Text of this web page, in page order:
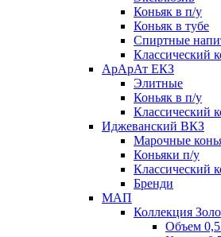
Коньяк в п/у
Коньяк в тубе
Спиртные
Классический
АрАрАт ЕКЗ
Элитные
Коньяк в п/у
Классический
Иджеванский ВКЗ
Марочные
Коньяки п/у
Классический
Бренди
МАП
Коллекция
Объем